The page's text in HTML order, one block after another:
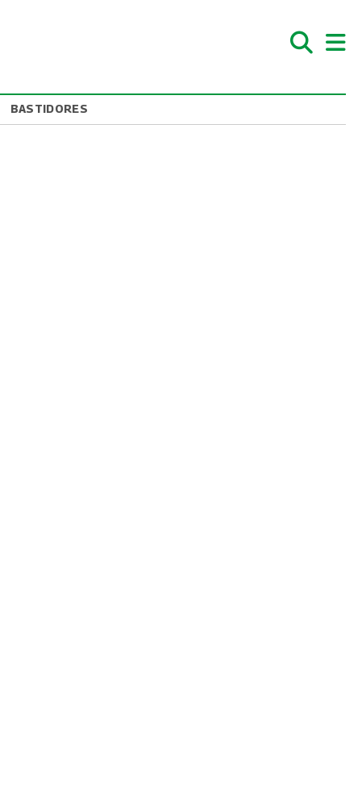
BASTIDORES